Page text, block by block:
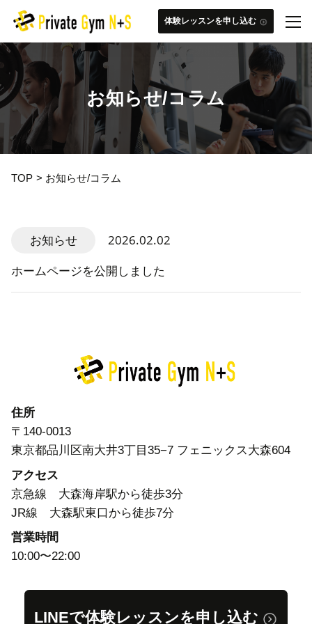
お知らせ
N+Sの特徴
トレーナー紹介
よくある質問
体験レッスンを申し込む
お知らせ/コラム
TOP お知らせ/コラム
お知らせ 2026.02.02
ホームページを公開しました
住所
〒140-0013
東京都品川区南大井3丁目35−7 フェニックス大森604
アクセス
京急線 大森海岸駅から徒歩3分
JR線 大森駅東口から徒歩7分
営業時間
10:00〜22:00
LINEで体験レッスンを申し込む